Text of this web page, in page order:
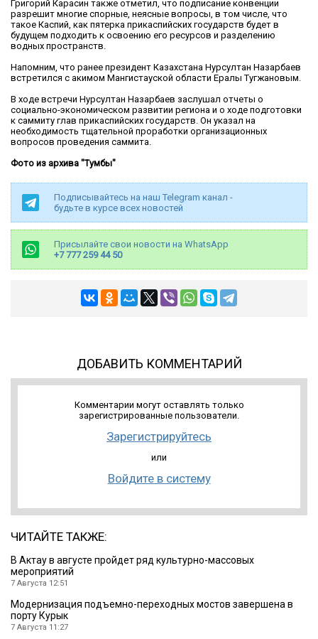
Григорий Карасин также отметил, что подписание конвенции
разрешит многие спорные, неясные вопросы, в том числе, что
такое Каспий, как пятерка прикаспийских государств будет в
будущем подходить к освоению его ресурсов и разделению
водных пространств.
Напомним, что ранее президент Казахстана Нурсултан Назарбаев
встретился с акимом Мангистауской области Ералы Тугжановым.
В ходе встречи Нурсултан Назарбаев заслушал отчеты о
социально-экономическом развитии региона и о ходе подготовки
к саммиту глав прикаспийских государств. Он указал на
необходимость тщательной проработки организационных
вопросов проведения саммита.
Фото из архива "Тумбы"
Подписывайтесь на наш Telegram канал -
будьте в курсе всех новостей
Присылайте свои новости на WhatsApp
+7 777 259 44 50
ДОБАВИТЬ КОММЕНТАРИЙ
Комментарии могут оставлять только
зарегистрированные пользователи.
Зарегистрируйтесь
или
Войдите в систему
ЧИТАЙТЕ ТАКЖЕ:
В Актау в августе пройдет ряд культурно-массовых
мероприятий
7 Августа 12:51
Модернизация подъемно-переходных мостов завершена в
порту Курык
7 Августа 11:27